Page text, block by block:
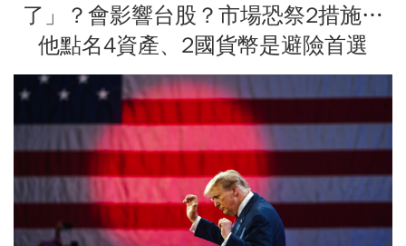
了」？會影響台股？市場恐祭2措施…
他點名4資產、2國貨幣是避險首選